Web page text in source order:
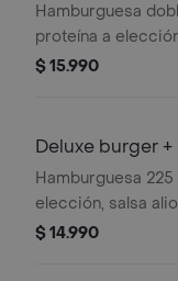
Hamburguesa
proteína a
mantecoso, queso
sésamo, con
$ 15.990
Deluxe burger +
Hamburguesa
elección, salsa
caramelizada,
$ 14.990